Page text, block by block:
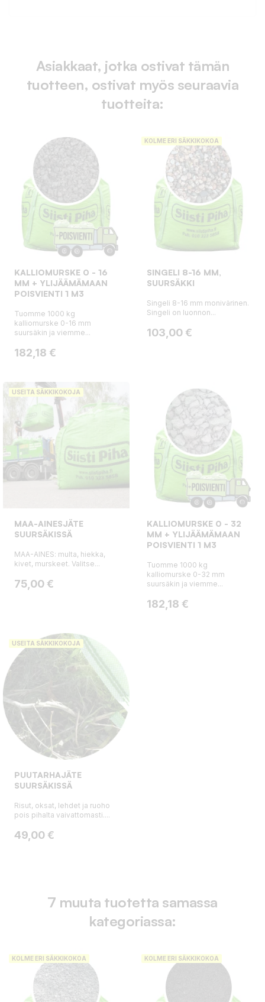
Asiakkaat, jotka ostivat tämän
tuotteen, ostivat myös seuraavia
tuotteita:
KALLIOMURSKE 0 - 16
MM + YLIJÄÄMÄMAAN
POISVIENTI 1 M3
Tuomme 1000 kg
kalliomurske 0-16 mm
suursäkin ja viemme...
Hinta
182,18 €
KOLME ERI SÄKKIKOKOA
SINGELI 8-16 MM,
SUURSÄKKI
Singeli 8-16 mm monivärinen.
Singeli on luonnon...
Hinta
103,00 €
USEITA SÄKKIKOKOJA
MAA-AINESJÄTE
SUURSÄKISSÄ
MAA-AINES: multa, hiekka,
kivet, murskeet. Valitse...
Hinta
75,00 €
KALLIOMURSKE 0 - 32
MM + YLIJÄÄMÄMAAN
POISVIENTI 1 M3
Tuomme 1000 kg
kalliomurske 0-32 mm
suursäkin ja viemme...
Hinta
182,18 €
USEITA SÄKKIKOKOJA
PUUTARHAJÄTE
SUURSÄKISSÄ
Risut, oksat, lehdet ja ruoho
pois pihalta vaivattomasti....
Hinta
49,00 €
7 muuta tuotetta samassa
kategoriassa:
KOLME ERI SÄKKIKOKOA KOLME ERI SÄKKIKOKOA